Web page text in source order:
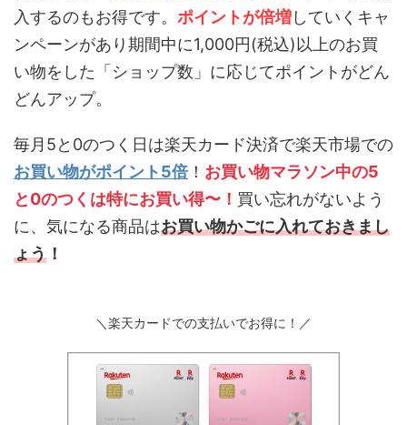
入するのもお得です。 ポイントが倍増していくキャ
ンペーンがあり期間中に1,000円(税込)以上のお買
い物をした「ショップ数」に応じてポイントがどん
どんアップ。
毎月5と0のつく日は楽天カード決済で楽天市場での
お買い物がポイント5倍 ！ お買い物マラソン中の5
と0のつくは特にお買い得〜！ 買い忘れがないよう
に、気になる商品はお買い物かごに入れておきまし
ょう ！
＼楽天カードでの支払いでお得に！／